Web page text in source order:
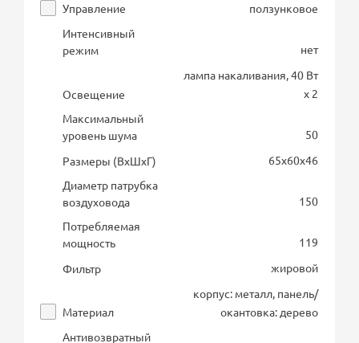
Управление
ползунковое
Интенсивный
режим
нет
Освещение
лампа накаливания, 40 Вт
х 2
Максимальный
уровень шума
50
Размеры (ВхШхГ)
65х60х46
Диаметр патрубка
воздуховода
150
Потребляемая
мощность
119
Фильтр
жировой
Материал
корпус: металл, панель/
окантовка: дерево
Антивозвратный